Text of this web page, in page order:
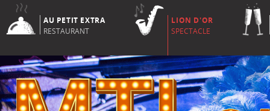
AU PETIT EXTRA
RESTAURANT
LION D'OR
SPECTACLE